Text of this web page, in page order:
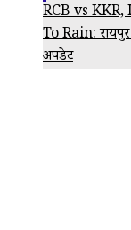
RCB vs
To Rain:
अपडेट